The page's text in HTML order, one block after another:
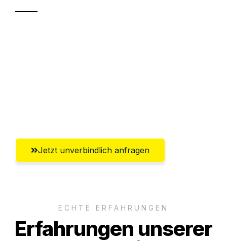
Jetzt unverbindlich anfragen
ECHTE ERFAHRUNGEN
Erfahrungen unserer